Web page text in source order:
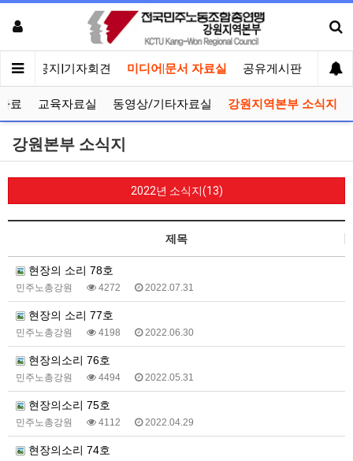
인 공지|기자회견 미디어|문서 자료실 공유게시판 선거
료 교육자료실 동영상/기타자료실 강원지역본부 소식지
강원본부 소식지
2022년 소식지(13)
제목
현장의 소리 78호
민주노총강원 4272 2022.07.31
현장의 소리 77호
민주노총강원 4198 2022.06.30
현장의소리 76호
민주노총강원 4494 2022.05.31
현장의소리 75호
민주노총강원 4112 2022.04.29
현장의소리 74호